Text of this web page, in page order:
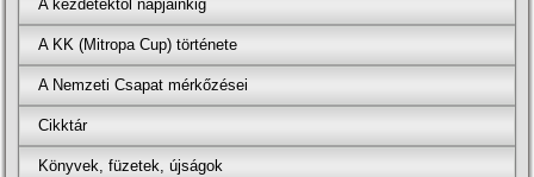
A kezdetektől napjainkig
A KK (Mitropa Cup) története
A Nemzeti Csapat mérkőzései
Cikktár
Könyvek, füzetek, újságok